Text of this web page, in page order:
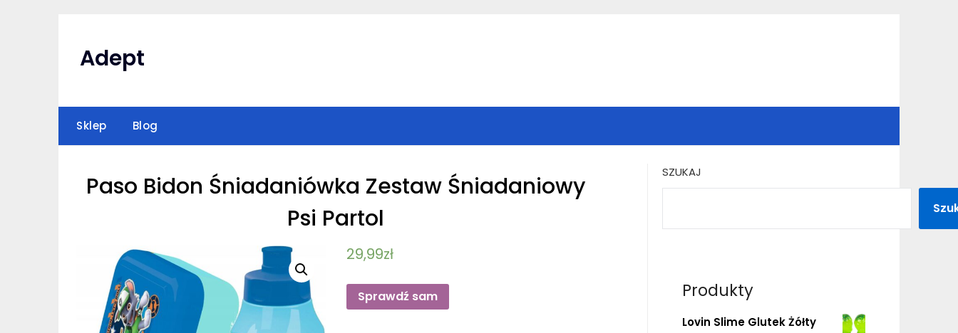
Adept
Sklep Blog
Paso Bidon Śniadaniówka Zestaw Śniadaniowy
Psi Partol
29,99zł
Sprawdź sam
SZUKAJ
Produkty
Lovin Slime Glutek Żółty